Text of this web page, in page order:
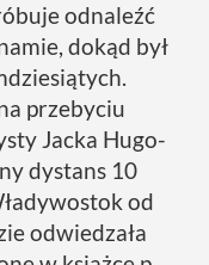
odnaleźć
dokąd był
przebyciu
Jacka Hugo-
dystans 10
od
odwiedzała